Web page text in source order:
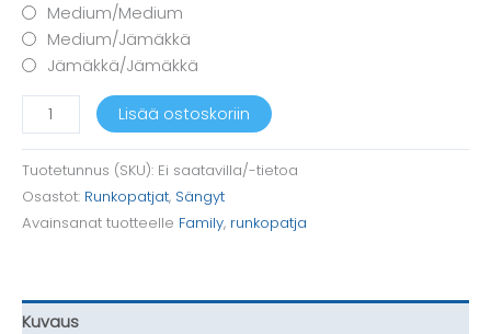
Medium/Medium
Medium/Jämäkkä
Jämäkkä/Jämäkkä
Family-
runkopatja
Lisää ostoskoriin
Tuotetunnus (SKU): Ei saatavilla/-tietoa
Osastot: Runkopatjat, Sängyt
Avainsanat tuotteelle Family, runkopatja
Kuvaus